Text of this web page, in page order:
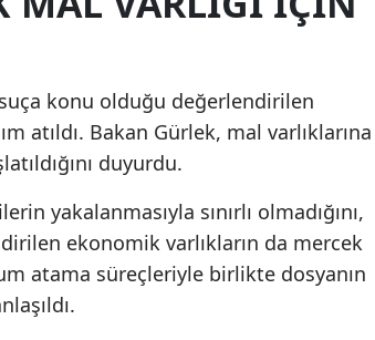
konu olduğu değerlendirilen
atıldı. Bakan Gürlek, mal varlıklarına
duyurdu.
yakalanmasıyla sınırlı olmadığını,
ekonomik varlıkların da mercek
atama süreçleriyle birlikte dosyanın